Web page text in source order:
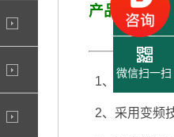
产品特点
1、仪器测量
2、采用变频
联系电话
微信扫一扫